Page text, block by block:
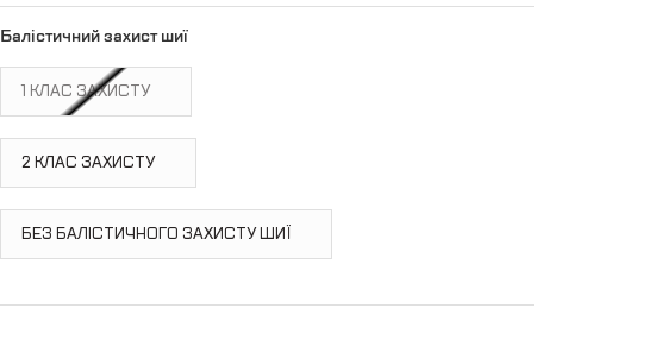
Балістичний захист шиї
1 КЛАС ЗАХИСТУ
2 КЛАС ЗАХИСТУ
БЕЗ БАЛІСТИЧНОГО ЗАХИСТУ ШИЇ